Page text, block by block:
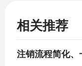
相关推荐
注销流程简化